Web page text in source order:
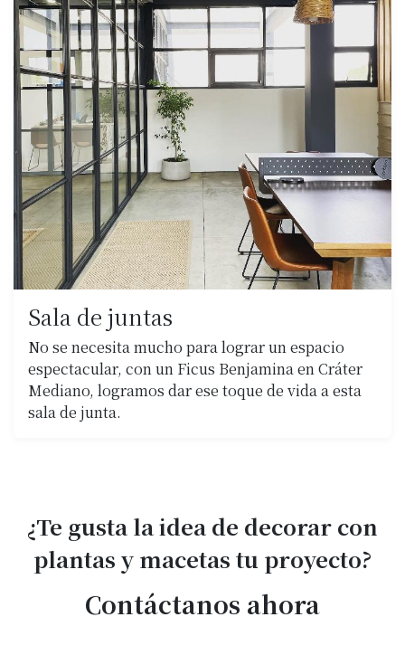
Sala de juntas
No se necesita mucho para lograr un espacio
espectacular, con un Ficus Benjamina en Cráter
Mediano, logramos dar ese toque de vida a esta
sala de junta.
¿Te gusta la idea de decorar con
plantas y macetas tu proyecto?
Contáctanos ahora